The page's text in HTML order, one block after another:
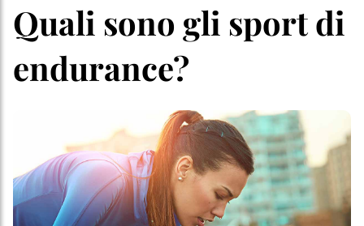
Quali sono gli sport di
endurance?